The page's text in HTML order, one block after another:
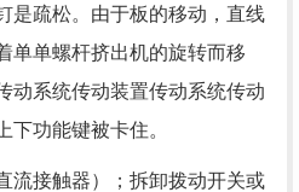
是疏松。由于板的移动，直线
单单螺杆挤出机的旋转而移
动系统传动装置传动系统传动
下功能键被卡住。
接触器）；拆卸拨动开关或